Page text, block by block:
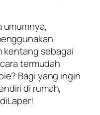
umumnya,
kentang sebagai
termudah
Bagi yang ingin
di rumah,